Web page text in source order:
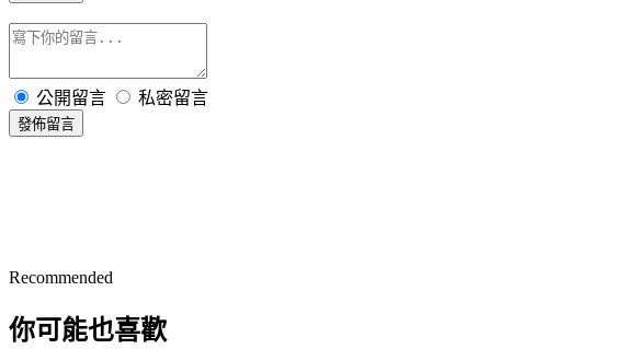
公開留言 私密留言
發佈留言
Recommended
你可能也喜歡